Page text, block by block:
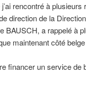
rencontré à
direction de la
BAUSCH, a rappelé à
maintenant côté
financer un service de